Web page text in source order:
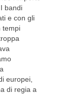
bandi
e con gli
tempi
europei,
di regia a